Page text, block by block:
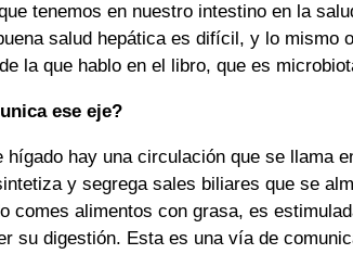
tenemos en nuestro intestino en la
salud hepática es difícil, y lo mismo
la que hablo en el libro, que es
ese eje?
hay una circulación que se llama
y segrega sales biliares que se
comes alimentos con grasa, es
su digestión. Esta es una vía de